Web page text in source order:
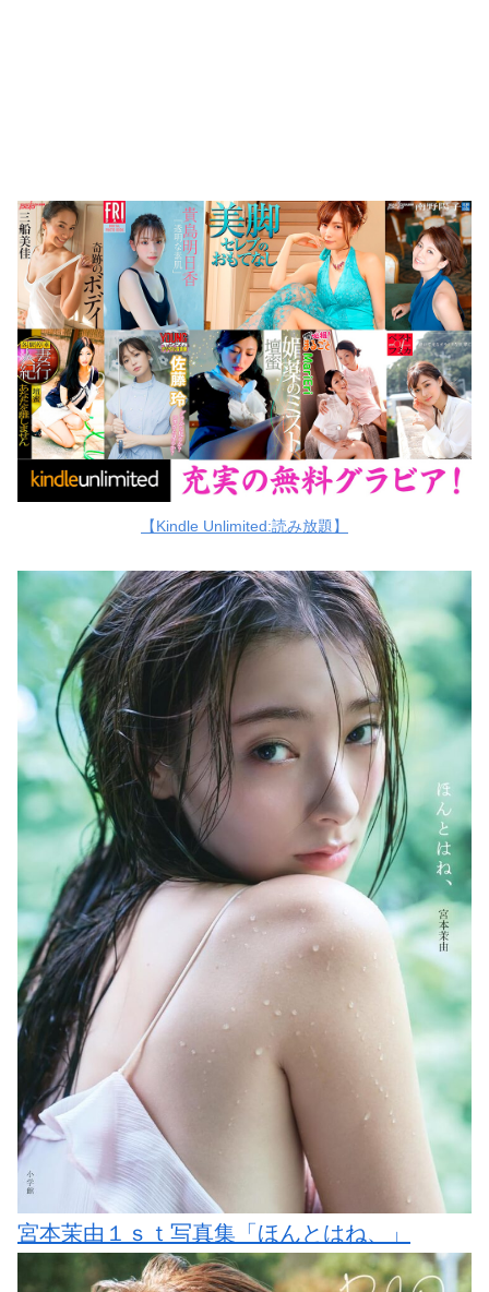
【Kindle Unlimited:読み放題】
宮本茉由１ｓｔ写真集「ほんとはね、」